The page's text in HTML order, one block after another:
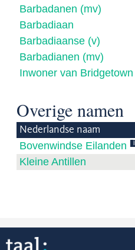
Barbadanen (mv)
Barbadiaan
Barbadiaanse (v)
Barbadianen (mv)
Inwoner van Bridgetown
Overige namen
Nederlandse naam
Bovenwindse Eilanden i
Kleine Antillen